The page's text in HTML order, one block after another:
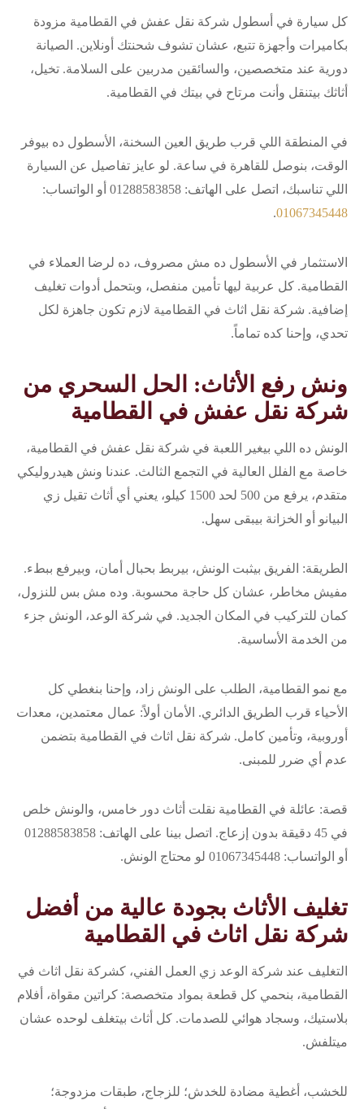
كل سيارة في أسطول شركة نقل عفش في القطامية مزودة
بكاميرات وأجهزة تتبع، عشان تشوف شحنتك أونلاين. الصيانة
دورية عند متخصصين، والسائقين مدربين على السلامة. تخيل،
أثاثك بيتنقل وأنت مرتاح في بيتك في القطامية.
في المنطقة اللي قرب طريق العين السخنة، الأسطول ده بيوفر
الوقت، بنوصل للقاهرة في ساعة. لو عايز تفاصيل عن السيارة
اللي تناسبك، اتصل على الهاتف: 01288583858 أو الواتساب:
01067345448
.
الاستثمار في الأسطول ده مش مصروف، ده لرضا العملاء في
القطامية. كل عربية ليها تأمين منفصل، وبتحمل أدوات تغليف
إضافية. شركة نقل اثاث في القطامية لازم تكون جاهزة لكل
تحدي، وإحنا كده تماماً.
ونش رفع الأثاث: الحل السحري من
شركة نقل عفش في القطامية
الونش ده اللي بيغير اللعبة في شركة نقل عفش في القطامية،
خاصة مع الفلل العالية في التجمع الثالث. عندنا ونش هيدروليكي
متقدم، يرفع من 500 لحد 1500 كيلو، يعني أي أثاث تقيل زي
البيانو أو الخزانة بيبقى سهل.
الطريقة: الفريق بيثبت الونش، بيربط بحبال أمان، وبيرفع ببطء.
مفيش مخاطر، عشان كل حاجة محسوبة. وده مش بس للنزول،
كمان للتركيب في المكان الجديد. في شركة الوعد، الونش جزء
من الخدمة الأساسية.
مع نمو القطامية، الطلب على الونش زاد، وإحنا بنغطي كل
الأحياء قرب الطريق الدائري. الأمان أولاً: عمال معتمدين، معدات
أوروبية، وتأمين كامل. شركة نقل اثاث في القطامية بتضمن
عدم أي ضرر للمبنى.
قصة: عائلة في القطامية نقلت أثاث دور خامس، والونش خلص
في 45 دقيقة بدون إزعاج. اتصل بينا على الهاتف: 01288583858
أو الواتساب: 01067345448 لو محتاج الونش.
تغليف الأثاث بجودة عالية من أفضل
شركة نقل اثاث في القطامية
التغليف عند شركة الوعد زي العمل الفني، كشركة نقل اثاث في
القطامية، بنحمي كل قطعة بمواد متخصصة: كراتين مقواة، أفلام
بلاستيك، وسجاد هوائي للصدمات. كل أثاث بيتغلف لوحده عشان
ميتلفش.
للخشب، أغطية مضادة للخدش؛ للزجاج، طبقات مزدوجة؛